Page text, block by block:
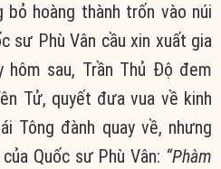
bỏ hoàng thành trốn vào núi
sư Phù Vân cầu xin xuất gia
hôm sau, Trần Thủ Độ đem
Tử, quyết đưa vua về kinh
Tông đành quay về, nhưng
Quốc sư Phù Vân: “Phàm